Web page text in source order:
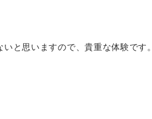
と思いますので、貴重な体験です。